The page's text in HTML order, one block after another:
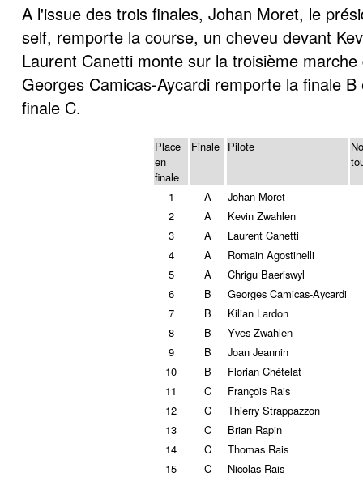
A l'issue des trois finales, Johan Moret, le
self, remporte la course, un cheveu devant
Laurent Canetti monte sur la troisième
Georges Camicas-Aycardi remporte la finale B
finale C.
Place
en
finale
Finale Pilote
1 A
Johan Moret
2
A
Kevin Zwahlen
3
A
Laurent Canetti
4
A
Romain Agostinelli
5
A
Chrigu Baeriswyl
6
B
Georges Camicas-Aycardi
7
B
Kilian Lardon
8
B
Yves Zwahlen
9
B
Joan Jeannin
10
B
Florian Chételat
11
C
François Rais
12
C
Thierry Strappazzon
13
C
Brian Rapin
14
C
Thomas Rais
15
C Nicolas Rais